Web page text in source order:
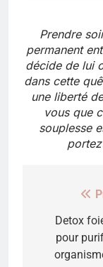
Prendre
permanent
décide de lui
dans cette
une liberté
vous que
souplesse
l’article
Detox
pour